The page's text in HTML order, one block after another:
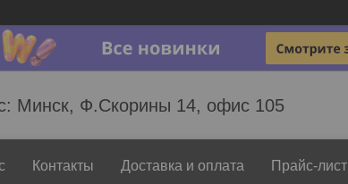
Минск, Ф.Скорины 14, офис 105
Контакты Доставка и оплата Прайс-лист